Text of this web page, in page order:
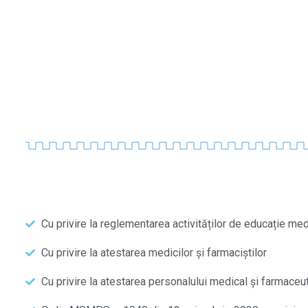
Cu privire la reglementarea activităților de educație
Cu privire la atestarea medicilor și farmaciștilor
Cu privire la atestarea personalului medical și